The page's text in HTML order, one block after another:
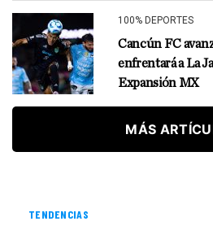
100% DEPORTES
Cancún FC
enfrentará a La
Expansión MX
MÁS
TENDENCIAS